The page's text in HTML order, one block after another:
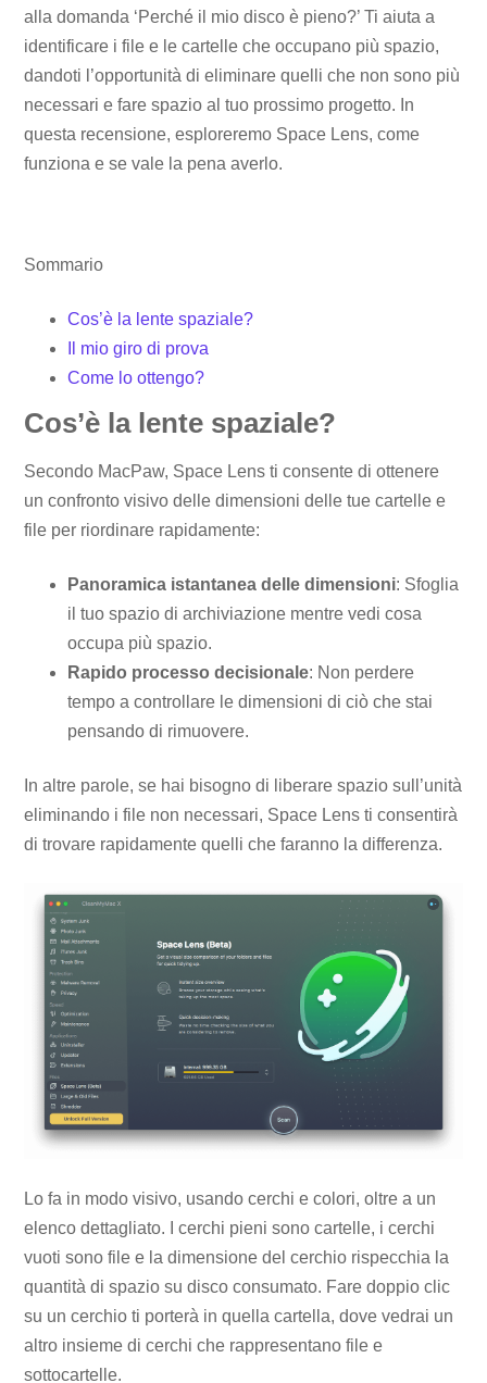
alla domanda ‘Perché il mio disco è pieno?’ Ti aiuta a
identificare i file e le cartelle che occupano più spazio,
dandoti l’opportunità di eliminare quelli che non sono più
necessari e fare spazio al tuo prossimo progetto. In
questa recensione, esploreremo Space Lens, come
funziona e se vale la pena averlo.
Sommario
Cos’è la lente spaziale?
Il mio giro di prova
Come lo ottengo?
Cos’è la lente spaziale?
Secondo MacPaw, Space Lens ti consente di ottenere
un confronto visivo delle dimensioni delle tue cartelle e
file per riordinare rapidamente:
Panoramica istantanea delle dimensioni: Sfoglia
il tuo spazio di archiviazione mentre vedi cosa
occupa più spazio.
Rapido processo decisionale: Non perdere
tempo a controllare le dimensioni di ciò che stai
pensando di rimuovere.
In altre parole, se hai bisogno di liberare spazio sull’unità
eliminando i file non necessari, Space Lens ti consentirà
di trovare rapidamente quelli che faranno la differenza.
Lo fa in modo visivo, usando cerchi e colori, oltre a un
elenco dettagliato. I cerchi pieni sono cartelle, i cerchi
vuoti sono file e la dimensione del cerchio rispecchia la
quantità di spazio su disco consumato. Fare doppio clic
su un cerchio ti porterà in quella cartella, dove vedrai un
altro insieme di cerchi che rappresentano file e
sottocartelle.